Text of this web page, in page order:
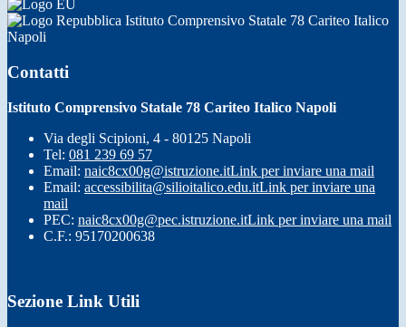
Istituto Comprensivo Statale 78 Cariteo Italico
Napoli
Contatti
Istituto Comprensivo Statale 78 Cariteo Italico Napoli
Via degli Scipioni, 4 - 80125 Napoli
Tel: 081 239 69 57
Email: naic8cx00g@istruzione.itLink per inviare una mail
Email: accessibilita@silioitalico.edu.itLink per inviare una
mail
PEC: naic8cx00g@pec.istruzione.itLink per inviare una mail
C.F.: 95170200638
Sezione Link Utili